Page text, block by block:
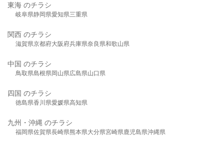
東海 のチラシ
岐阜県静岡県愛知県三重県
関西 のチラシ
滋賀県京都府大阪府兵庫県奈良県和歌山県
中国 のチラシ
鳥取県島根県岡山県広島県山口県
四国 のチラシ
徳島県香川県愛媛県高知県
九州・沖縄 のチラシ
福岡県佐賀県長崎県熊本県大分県宮崎県鹿児島県沖縄県